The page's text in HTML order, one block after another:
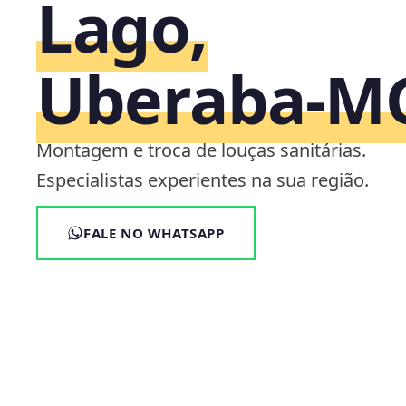
Lago,
Montagem e troca de louças sanitárias.
Especialistas experientes na sua região.
FALE NO WHATSAPP